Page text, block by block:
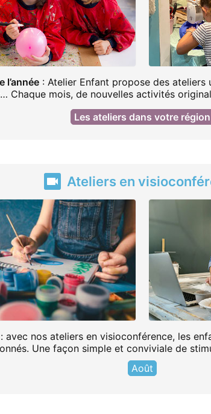
l’année : Atelier Enfant propose des
Chaque mois, de nouvelles activités
Les ateliers dans votre région
Ateliers en
: avec nos ateliers en visioconférence, les
Une façon simple et conviviale de
Août